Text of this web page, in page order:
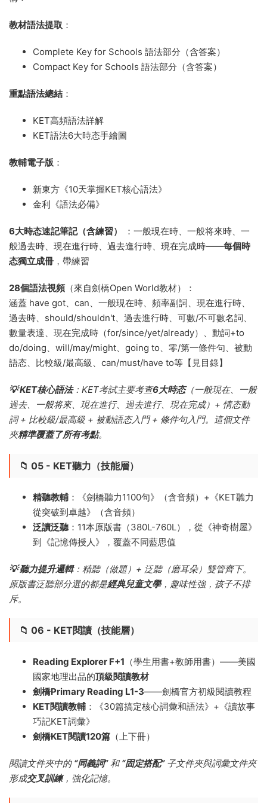
教材語法提取 ：
Complete Key for Schools 語法部分（含答案）
Compact Key for Schools 語法部分（含答案）
重點語法總結 ：
KET高頻語法詳解
KET語法6大時态手繪圖
教輔電子版 ：
新東方《10天掌握KET核心語法》
金利《語法必備》
6大時态速記筆記（含練習）
：一般現在時、一般将來時、一
般過去時、現在進行時、過去進行時、現在完成時——每個時
态獨立成冊 ，帶練習
28個語法視頻（來自劍橋Open World教材）：
涵蓋 have got、can、一般現在時、頻率副詞、現在進行時、
過去時、should/shouldn't、過去進行時、可數/不可數名詞、
數量表達、現在完成時（for/since/yet/already）、動詞+to
do/doing、will/may/might、going to、零/第一條件句、被動
語态、比較級/最高級、can/must/have to等【見目錄】
💡 KET核心語法：KET考試主要考查6大時态（一般現在、一般
過去、一般将來、現在進行、過去進行、現在完成）+ 情态動
詞 + 比較級/最高級 + 被動語态入門 + 條件句入門。這個文件
夾精準覆蓋了所有考點。
📁 05 - KET聽力（技能層）
精聽教輔 ：《劍橋聽力1100句》（含音頻）+《KET聽力
從突破到卓越》（含音頻）
泛讀泛聽：11本原版書（380L-760L），從《神奇樹屋》
到《記憶傳授人》，覆蓋不同藍思值
💡 聽力提升邏輯：精聽（做題）+ 泛聽（磨耳朵）雙管齊下。
原版書泛聽部分選的都是經典兒童文學，趣味性強，孩子不排
斥。
📁 06 - KET閱讀（技能層）
Reading Explorer F+1 （學生用書+教師用書）——美國
國家地理出品的頂級閱讀教材
劍橋Primary Reading L1-3——劍橋官方初級閱讀教程
KET閱讀教輔 ：《30篇搞定核心詞彙和語法》+《讀故事
巧記KET詞彙》
劍橋KET閱讀120篇 （上下冊）
閱讀文件夾中的 “同義詞”和“固定搭配”子文件夾與詞彙文件夾
形成交叉訓練，強化記憶。